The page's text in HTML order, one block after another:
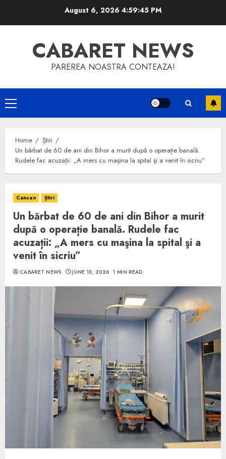
August 6, 2026 4:59:46 PM
CABARET NEWS
PAREREA NOASTRA CONTEAZA!
Primary
Menu
Home
Știri
Un bărbat de 60 de ani din Bihor a murit după o operație banală.
Rudele fac acuzații: „A mers cu maşina la spital şi a venit în sicriu”
Cancan Știri
Un bărbat de 60 de ani din Bihor a murit
după o operație banală. Rudele fac
acuzații: „A mers cu maşina la spital şi a
venit în sicriu”
CABARET NEWS JUNE 13, 2026 1 MIN READ